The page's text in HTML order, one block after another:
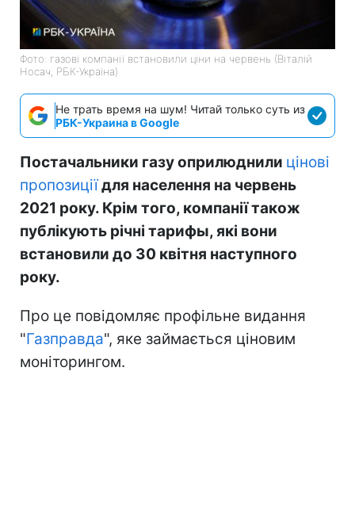
Фото: газові компанії встановили ціни на червень (Віталій
Носач, РБК-Україна)
Не трать время на шум! Читай только суть из
РБК-Украина в Google
Постачальники газу оприлюднили цінові
пропозиціїдля населення на червень
2021 року. Крім того, компанії також
публікують річні тарифы, які вони
встановили до 30 квітня наступного
року.
Про це повідомляє профільне видання
"Газправда", яке займається ціновим
моніторингом.